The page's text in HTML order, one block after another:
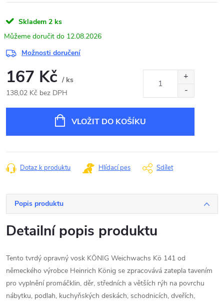
Skladem 2 ks
12.08.2026
Možnosti doručení
167 Kč / ks
138,02 Kč bez DPH
VLOŽIT DO KOŠÍKU
Dotaz k produktu Hlídací pes Sdílet
Popis produktu
Detailní popis produktu
Tento tvrdý opravný vosk KÖNIG Weichwachs Kö 141 od
německého výrobce Heinrich König se zpracovává zatepla tavením
pro vyplnění promáčklin, děr, středních a větších rýh na povrchu
nábytku, podlah, kuchyňských deskách, schodnicích, dveřích,